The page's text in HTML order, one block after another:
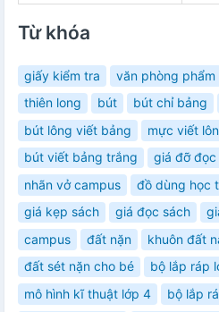
Từ khóa
giấy kiểm tra văn phòng phẩm
thiên long
bút bút chỉ bảng
bút lông viết bảng
mực viết
bút viết bảng trắng
giá đỡ đọc
nhãn vở campus
đồ dùng học
giá kẹp sách
giá đọc sách
campus
đất nặn khuôn đất
đất sét nặn cho bé
bộ lắp ráp
mô hình kĩ thuật lớp 4
bộ lắp